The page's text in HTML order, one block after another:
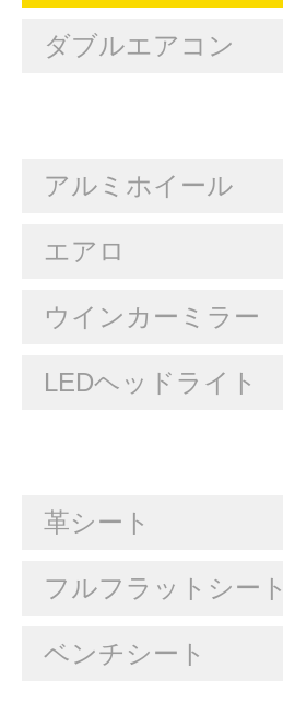
ダブルエアコン
アルミホイール
エアロ
ウインカーミラー
LEDヘッドライト
革シート
フルフラットシート
ベンチシート